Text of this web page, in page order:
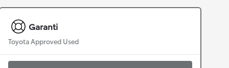
Garanti
Toyota Approved Used